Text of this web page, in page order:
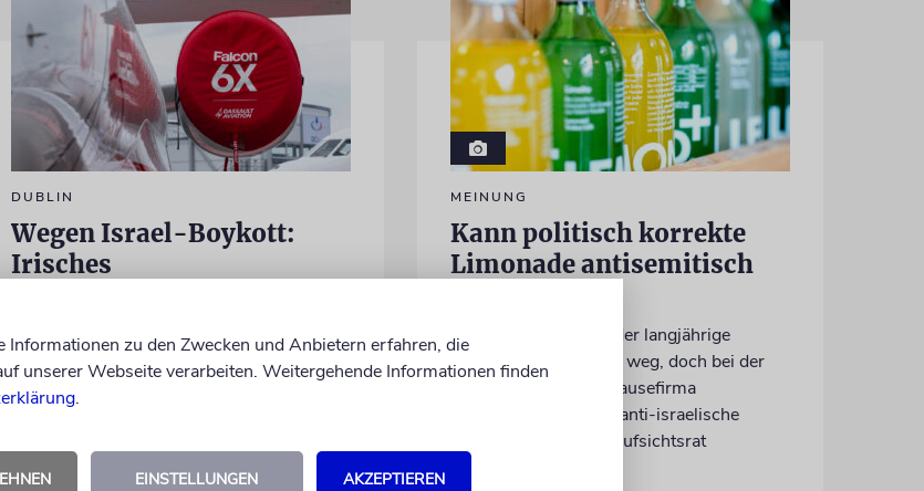
DUBLIN
Wegen Israel-Boykott:
Irisches
landen
Beim Kauf der Maschine wurde bewusst
weil der israelische Rüstungskonzern Elbit
Systems an dem Produkt beteiligt ist
MEINUNG
Kann politisch korrekte
Limonade antisemitisch
Beim FC St. Pauli ist der langjährige
Kapitän Jackson Irvine weg, doch bei der
politisch korrekten Brausefirma
»LemonAid« sitzt der anti-israelische
Australier weiter im Aufsichtsrat
Informationen zu den Zwecken und Anbietern erfahren, die
unserer Webseite verarbeiten. Weitergehende Informationen finden
.
EINSTELLUNGEN AKZEPTIEREN